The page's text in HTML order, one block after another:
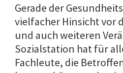
Gerade der
vielfacher Hinsicht vor
und auch weiteren
Sozialstation hat für
Fachleute, die